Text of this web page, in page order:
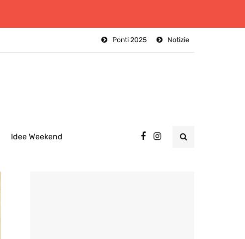
Notizie
Ponti 2025
Idee Weekend